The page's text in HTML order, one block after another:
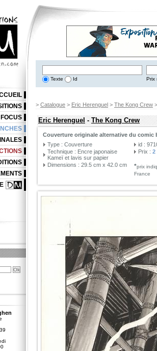
Texte Id Prix
> Catalogue > Eric Herenguel > The Kong Crew
Eric Herenguel-The Kong Crew
Couverture originale alternative du comic
Type : Couverture
Technique : Encre japonaise
Kameï et lavis sur papier
Dimensions : 29.5 cm x 42.0 cm
id :
Prix :2
*prix
France
FOCUS